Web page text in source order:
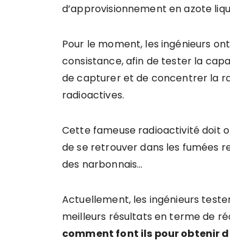
d’approvisionnement en azote
Pour le moment, les ingénieurs
consistance, afin de tester la
de capturer et de concentrer la
radioactives.
Cette fameuse radioactivité doit
de se retrouver dans les fumées
des narbonnais…
Actuellement, les ingénieurs
meilleurs résultats en terme de
comment font ils pour obtenir